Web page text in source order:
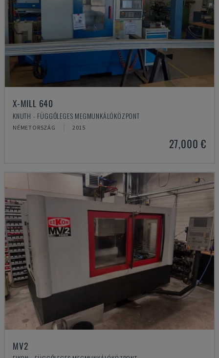
X-MILL 640
KNUTH - FÜGGŐLEGES MEGMUNKÁLÓKÖZPONT
NÉMETORSZÁG 2015
27,000 €
MV2